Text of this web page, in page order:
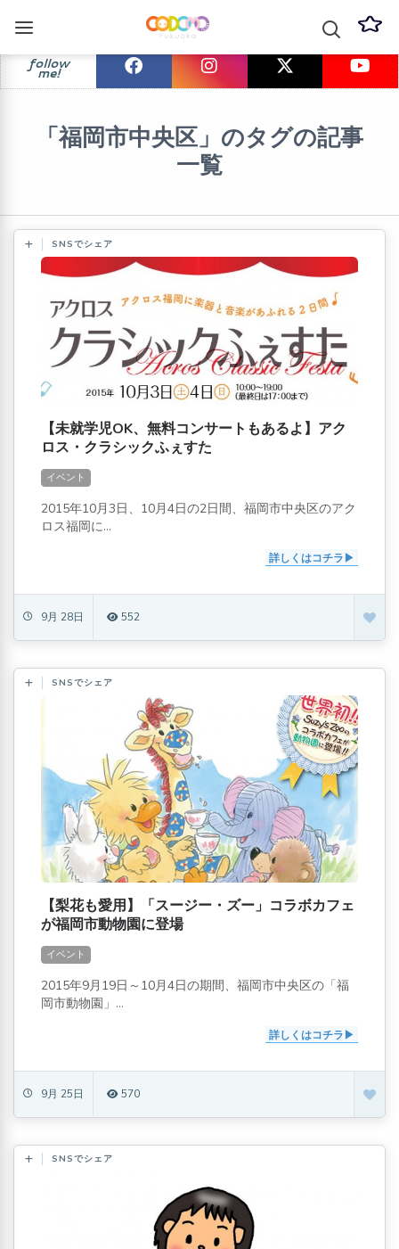
follow
me!
「福岡市中央区」のタグの記事
一覧
SNSでシェア
【未就学児OK、無料コンサートもあるよ】アク
ロス・クラシックふぇすた
イベント
2015年10月3日、10月4日の2日間、福岡市中央区のアク
ロス福岡に...
詳しくはコチラ
9月 28日 552
SNSでシェア
【梨花も愛用】「スージー・ズー」コラボカフェ
が福岡市動物園に登場
イベント
2015年9月19日～10月4日の期間、福岡市中央区の「福
岡市動物園」...
詳しくはコチラ
9月 25日 570
SNSでシェア